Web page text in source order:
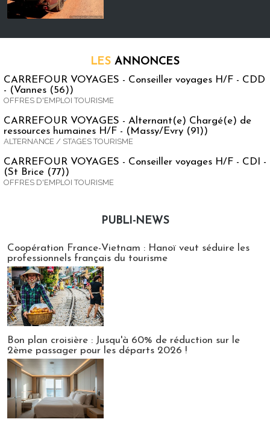
LES ANNONCES
CARREFOUR VOYAGES - Conseiller voyages H/F - CDD
- (Vannes (56))
OFFRES D'EMPLOI TOURISME
CARREFOUR VOYAGES - Alternant(e) Chargé(e) de
ressources humaines H/F - (Massy/Evry (91))
ALTERNANCE / STAGES TOURISME
CARREFOUR VOYAGES - Conseiller voyages H/F - CDI -
(St Brice (77))
OFFRES D'EMPLOI TOURISME
PUBLI-NEWS
Coopération France-Vietnam : Hanoï veut séduire les
professionnels français du tourisme
Bon plan croisière : Jusqu'à 60% de réduction sur le
2ème passager pour les départs 2026 !